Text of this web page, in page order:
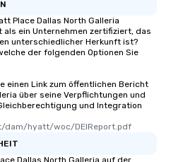
Place Dallas North Galleria
ein Unternehmen zertifiziert, das
unterschiedlicher Herkunft ist?
der folgenden Optionen Sie
einen Link zum öffentlichen Bericht
über seine Verpflichtungen und
und Integration
hyatt/woc/DEIReport.pdf
Dallas North Galleria auf der